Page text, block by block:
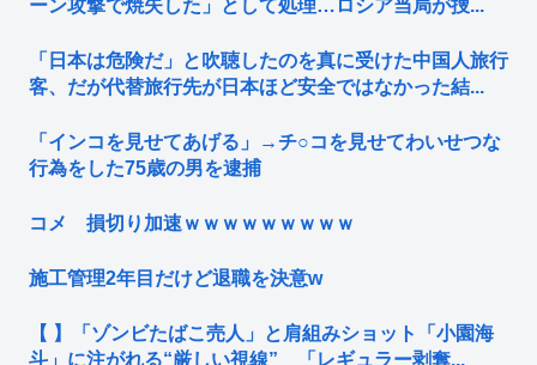
ーン攻撃で焼失した」として処理…ロシア当局が捜...
「日本は危険だ」と吹聴したのを真に受けた中国人旅行
客、だが代替旅行先が日本ほど安全ではなかった結...
「インコを見せてあげる」→チ○コを見せてわいせつな
行為をした75歳の男を逮捕
コメ 損切り加速ｗｗｗｗｗｗｗｗｗ
施工管理2年目だけど退職を決意w
【 】「ゾンビたばこ売人」と肩組みショット「小園海
斗」に注がれる“厳しい視線” 「レギュラー剥奪...